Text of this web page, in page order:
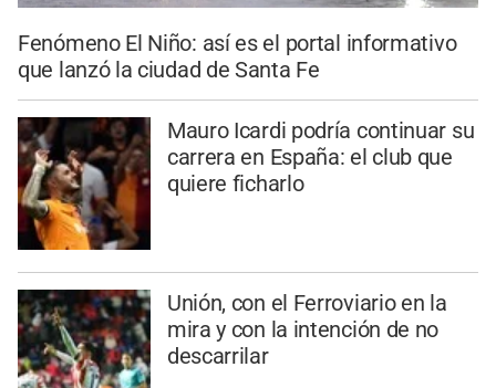
Fenómeno El Niño: así es el portal informativo
que lanzó la ciudad de Santa Fe
Mauro Icardi podría continuar su
carrera en España: el club que
quiere ficharlo
Unión, con el Ferroviario en la
mira y con la intención de no
descarrilar